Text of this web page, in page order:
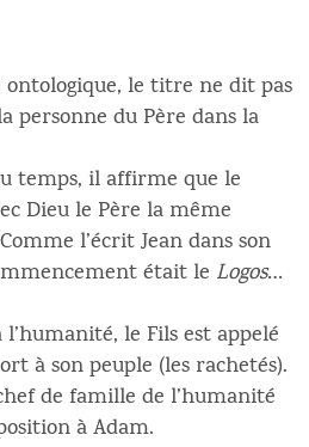
ontologique, le titre ne dit pas
personne du Père dans la
temps, il affirme que le
Dieu le Père la même
l’écrit Jean dans son
était le Logos…
le Fils est appelé
à son peuple (les rachetés).
de famille de l’humanité
à Adam.